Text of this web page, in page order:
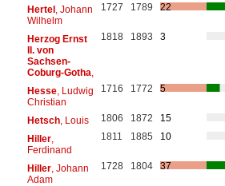
Hertel, Johann
Wilhelm
1727 1789 22
Herzog Ernst
II. von
Sachsen-
Coburg-Gotha
1818 1893 3
Hesse, Ludwig
Christian
1716 1772 5
Hetsch, Louis 1806 1872
15
Hiller,
Ferdinand
1811 1885 10
Hiller, Johann
Adam
1728 1804 37